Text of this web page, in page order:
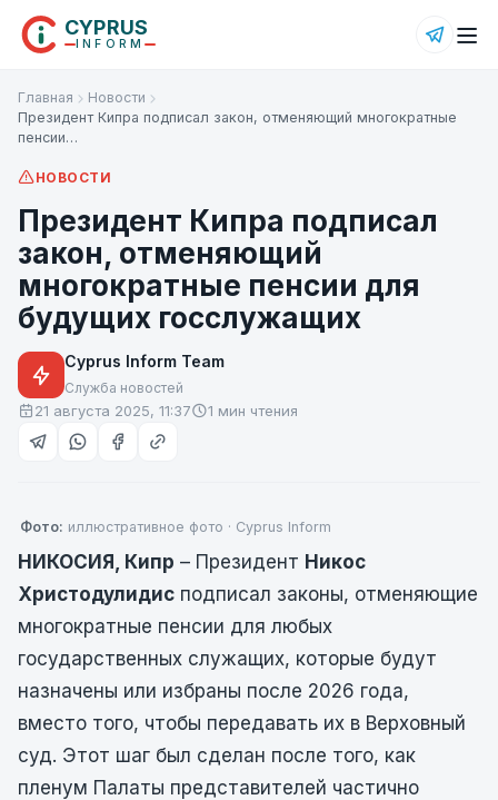
CYPRUS
INFORM
Главная
Новости
Президент Кипра подписал закон, отменяющий многократные
пенсии…
НОВОСТИ
Президент Кипра подписал
закон, отменяющий
многократные пенсии для
будущих госслужащих
Cyprus Inform Team
Служба новостей
21 августа 2025, 11:37 1 мин чтения
Фото: иллюстративное фото · Cyprus Inform
НИКОСИЯ, Кипр – Президент Никос
Христодулидис подписал законы, отменяющие
многократные пенсии для любых
государственных служащих, которые будут
назначены или избраны после 2026 года,
вместо того, чтобы передавать их в Верховный
суд. Этот шаг был сделан после того, как
пленум Палаты представителей частично